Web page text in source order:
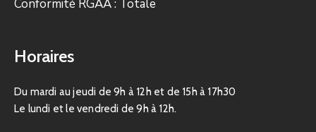
Conformité RGAA : Totale
Horaires
Du mardi au jeudi de 9h à 12h et de 15h à 17h30
Le lundi et le vendredi de 9h à 12h.